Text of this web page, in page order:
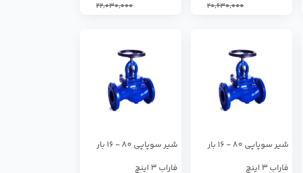
20,630,000
22,030,000
شير سوپاپي 80 - 16 بار
فاراب 3 اینچ
شیر سوپاپی 80 - 16 بار
فاراب 3 اینچ